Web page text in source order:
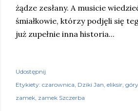
żądze zesłany. A musicie
śmiałkowie, którzy podjęli się
już zupełnie inna historia...
Udostępnij
Etykiety: czarownica Dziki Jan eliksir góry
zamek zamek Szczerba